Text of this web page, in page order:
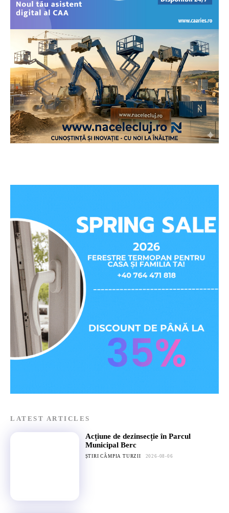
LATEST ARTICLES
Acțiune de dezinsecție în Parcul
Municipal Berc
ȘTIRI CÂMPIA TURZII 2026-08-06